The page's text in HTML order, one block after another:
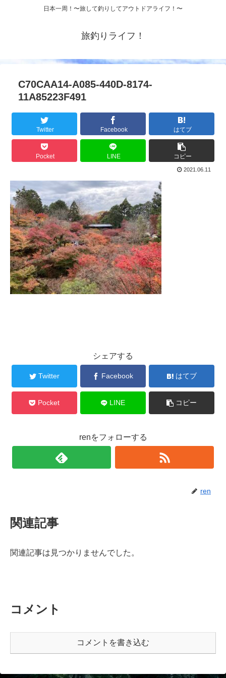
日本一周！〜旅して釣りしてアウトドアライフ！〜
旅釣りライフ！
C70CAA14-A085-440D-8174-
11A85223F491
Twitter Facebook はてブ
Pocket LINE コピー
2021.06.11
シェアする
Twitter Facebook はてブ
Pocket LINE コピー
renをフォローする
ren
関連記事
関連記事は見つかりませんでした。
コメント
コメントを書き込む